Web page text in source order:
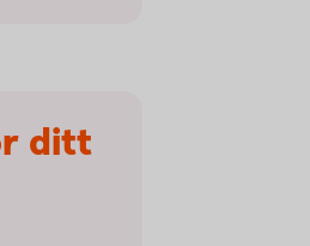
ditt